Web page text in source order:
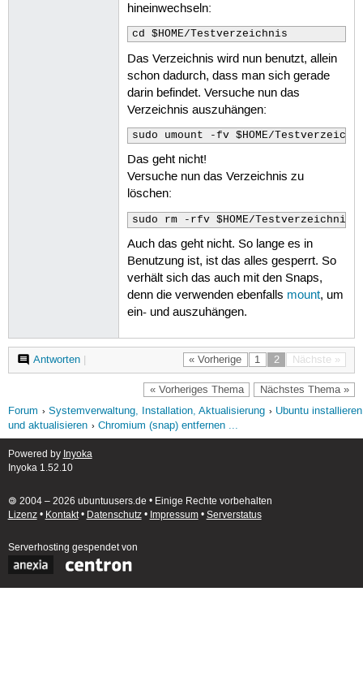
hineinwechseln:
cd $HOME/Testverzeichnis
Das Verzeichnis wird nun benutzt, allein
schon dadurch, dass man sich gerade
darin befindet. Versuche nun das
Verzeichnis auszuhängen:
sudo umount -fv $HOME/
Das geht nicht!
Versuche nun das Verzeichnis zu
löschen:
sudo rm -rfv $HOME/Testverzeichnis
Auch das geht nicht. So lange es in
Benutzung ist, ist das alles gesperrt. So
verhält sich das auch mit den Snaps,
denn die verwenden ebenfalls mount, um
ein- und auszuhängen.
« Vorherige 1 2 Nächste »
Antworten|
« Vorheriges Thema Nächstes Thema »
Forum Systemverwaltung, Installation, Aktualisierung
Ubuntu installieren
und aktualisieren
Chromium (snap) entfernen ...
Powered by Inyoka
Inyoka 1.52.10
🄯 2004 – 2026 ubuntuusers.de • Einige Rechte vorbehalten
Lizenz• Kontakt• Datenschutz• Impressum• Serverstatus
Serverhosting gespendet von